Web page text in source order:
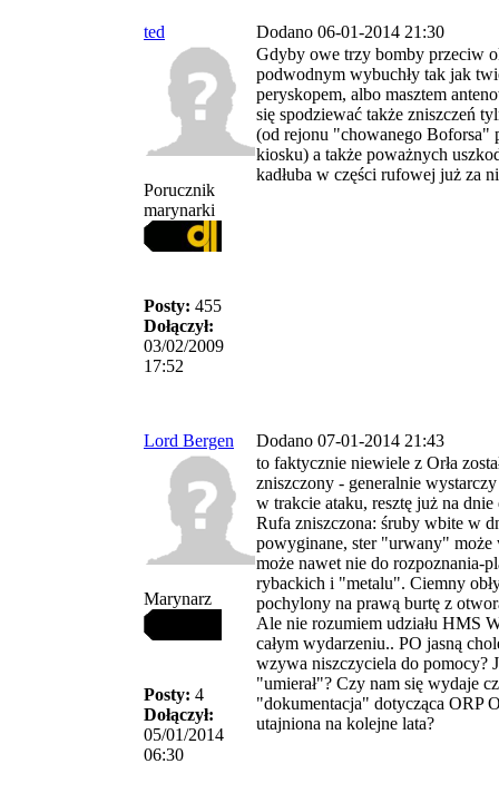
ted Dodano 06-01-2014 21:30
Porucznik
marynarki
Posty: 455
Dołączył:
03/02/2009
17:52
Gdyby owe trzy bomby przeciw
podwodnym wybuchły tak jak
peryskopem, albo masztem
się spodziewać także zniszczeń
(od rejonu "chowanego Boforsa"
kiosku) a także poważnych
kadłuba w części rufowej już za
Lord Bergen Dodano 07-01-2014 21:43
Marynarz
Posty: 4
Dołączył:
05/01/2014
06:30
to faktycznie niewiele z Orła
zniszczony - generalnie
w trakcie ataku, resztę już na
Rufa zniszczona: śruby wbite w
powyginane, ster "urwany" może
może nawet nie do rozpoznania-
rybackich i "metalu". Ciemny
pochylony na prawą burtę z
Ale nie rozumiem udziału HMS
całym wydarzeniu.. PO jasną
wzywa niszczyciela do pomocy?
"umierał"? Czy nam się wydaje
"dokumentacja" dotycząca ORP
utajniona na kolejne lata?